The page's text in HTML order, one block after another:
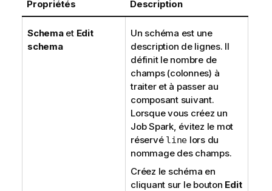
Propriétés Description
Schemaet Edit
schema
Un schéma est une
description de lignes. Il
définit le nombre de
champs (colonnes) à
traiter et à passer au
composant suivant.
Lorsque vous créez un
Job Spark, évitez le mot
réservé line lors du
nommage des champs.
Créez le schéma en
cliquant sur le bouton Edit